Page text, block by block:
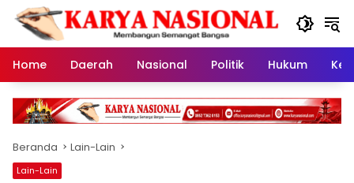
Langsung
konten
Home
Daerah Nasional Politik Hukum
Beranda Lain-Lain
Lain-Lain